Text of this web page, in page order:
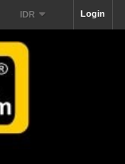
Login
IDR